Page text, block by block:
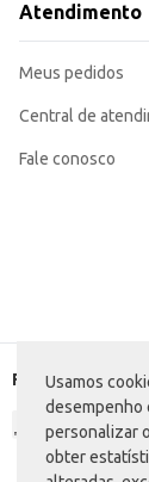
Usamos
desempenho
personalizar
obter
Adicione a
Ideal para revenda
diversas
Atendimento
Meus pedidos
Central de
Fale conosco
Formas de